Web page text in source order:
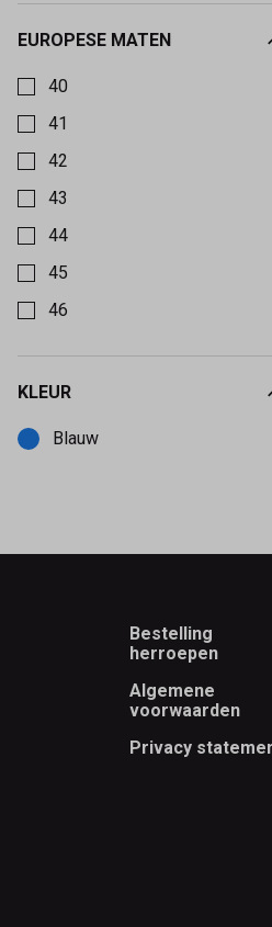
EUROPESE MATEN
Kies een Europese maten om op
40
41
42
43
44
45
46
KLEUR
Blauw
Footer
Bestelling
herroepen
Algemene
voorwaarden
Privacy